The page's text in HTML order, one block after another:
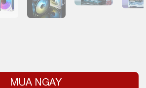
MUA NGAY